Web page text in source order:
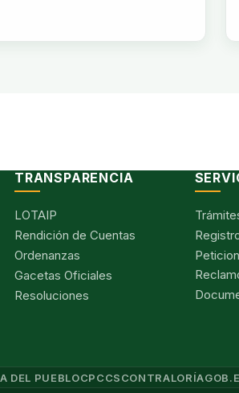
TRANSPARENCIA
LOTAIP
Rendición de Cuentas
Ordenanzas
Gacetas Oficiales
Resoluciones
DEL PUEBLOCPCCSCONTRALORÍA